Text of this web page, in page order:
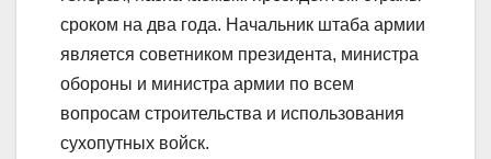
сроком на два года. Начальник штаба армии
является советником президента, министра
обороны и министра армии по всем
вопросам строительства и использования
сухопутных войск.